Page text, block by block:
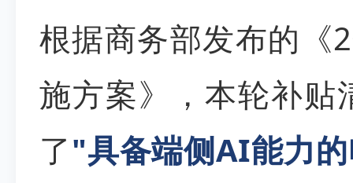
根据商务部发布的《
施方案》，本轮补贴
了"具备端侧AI能力